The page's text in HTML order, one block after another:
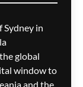
Sydney in
global
window to
and the